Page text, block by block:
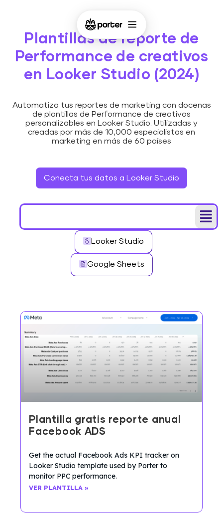
Plantillas de reporte de
Performance de creativos
en Looker Studio (2024)
Automatiza tus reportes de marketing con docenas
de plantillas de Performance de creativos
personalizables en Looker Studio. Utilizadas y
creadas por más de 10,000 especialistas en
marketing en más de 60 países
Conecta tus datos a Looker Studio
Looker Studio
Google Sheets
Plantilla gratis reporte anual
Facebook ADS
Get the actual Facebook Ads KPI tracker on
Looker Studio template used by Porter to
monitor PPC performance.
VER PLANTILLA »